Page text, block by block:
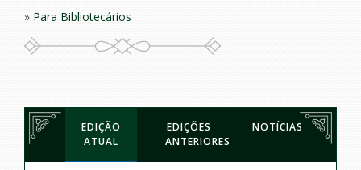
EDIÇÃO
ATUAL
EDIÇÕES
ANTERIORES
NOTÍCIAS
Para Bibliotecários